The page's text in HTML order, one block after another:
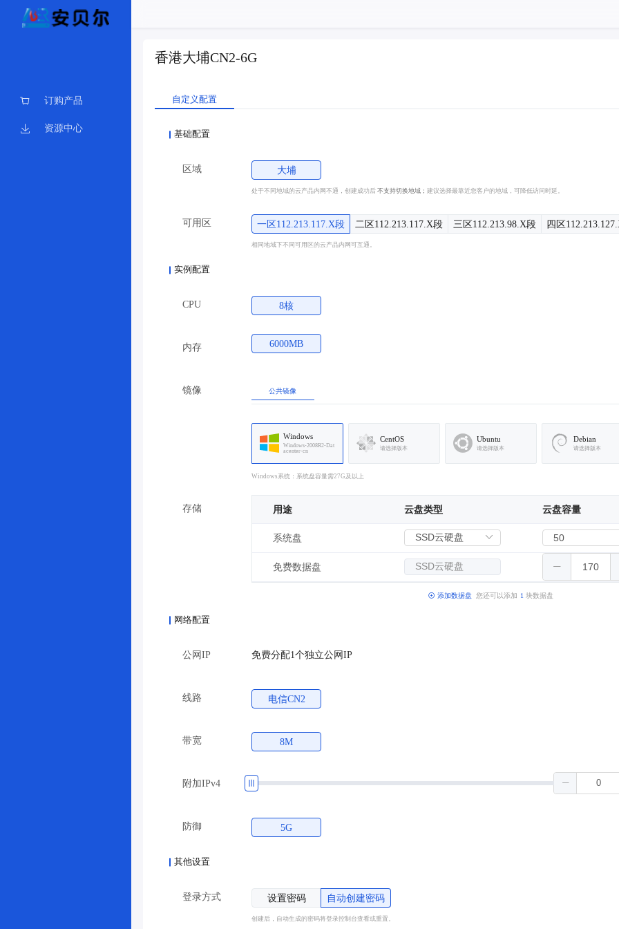
订购产品
资源中心
香港大埔CN2-6G
自定义配置
基础配置
区域 大埔
处于不同地域的云产品内网不通，创建成功后不支持切换地域；建议选择最靠近您客户的地域，可降低访问时延。
可用区 一区112.213.117.X段 二区112.213.117.X段 三区112.213.98.X段 四区
相同地域下不同可用区的云产品内网可互通。
实例配置
CPU 8核
内存 6000MB
镜像 公共镜像
Windows
Windows-2008R2-Dat
acenter-cn
CentOS
请选择版本
Ubuntu
请选择版本
Debian
请选择版本
Windows系统：系统盘容量需27G及以上
存储 用途 云盘类型 云盘容量
系统盘
免费数据盘
添加数据盘 您还可以添加 1 块数据盘
网络配置
公网IP 免费分配1个独立公网IP
线路 电信CN2
带宽 8M
附加IPv4
防御 5G
其他设置
登录方式 设置密码 自动创建密码
创建后，自动生成的密码将登录控制台查看或重置。